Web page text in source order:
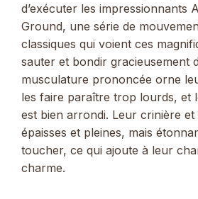
d’exécuter les impressionnants
Ground, une série de
classiques qui voient ces
sauter et bondir gracieusement
musculature prononcée orne
les faire paraître trop lourds, et
est bien arrondi. Leur crinière
épaisses et pleines, mais
toucher, ce qui ajoute à leur
charme.